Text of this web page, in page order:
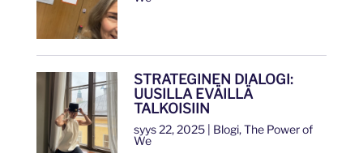
STRATEGINEN DIALOGI:
UUSILLA EVÄILLÄ
TALKOISIIN
syys 22, 2025| Blogi,The Power of
We